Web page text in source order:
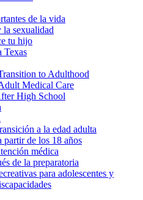
de la vida
sexualidad
tu hijo
Texas
to Adulthood
Medical Care
High School
a la edad adulta
partir de los 18 años
médica
de la preparatoria
para adolescentes y